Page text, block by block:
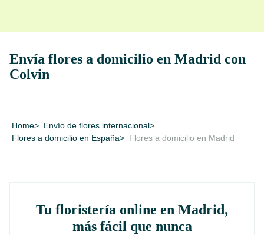
Envía flores a domicilio en Madrid con
Colvin
Home> Envío de flores internacional>
Flores a domicilio en España> Flores a domicilio en Madrid
Tu floristería online en Madrid,
más fácil que nunca